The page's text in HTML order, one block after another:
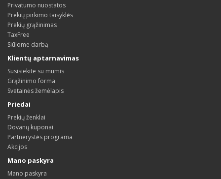
Privatumo nuostatos
Prekių pirkimo taisyklės
Prekių grąžinimas
TaxFree
Siūlome darbą
Klientų aptarnavimas
Susisiekite su mumis
Grąžinimo forma
Svetainės žemėlapis
Priedai
Prekių ženklai
Dovanų kuponai
Partnerystės programa
Akcijos
Mano paskyra
Mano paskyra